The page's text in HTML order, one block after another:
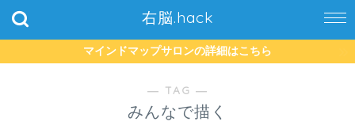
右脳.hack
マインドマップサロンの詳細はこちら
― TAG ―
みんなで描く